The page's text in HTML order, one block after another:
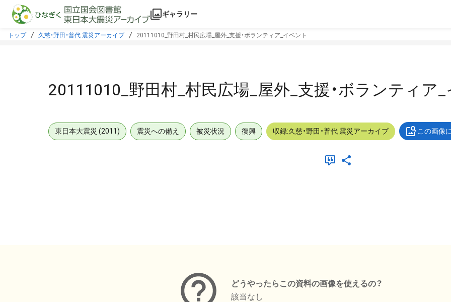
本文に飛ぶ
ギャラリー
トップ 久慈・野田・普代 震災アーカイブ 20111010_野田村_村民広場_屋外_支援・ボランティア_イベント
20111010_野田村_村民広場_屋外_支援・ボランティア_
東日本大震災 (2011) 震災への備え 被災状況 復興 収録:久慈・野田・普代 震災アーカイブ この画像
どうやったらこの資料の画像を使えるの？
該当なし